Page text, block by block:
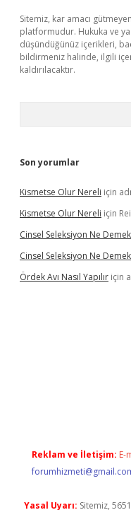
Sitemiz, kar amacı
platformudur. Hukuka ve
düşündüğünüz içerikleri,
bildirmeniz halinde, ilgili
kaldırılacaktır.
Son yorumlar
Kismetse Olur Nereli için
Kismetse Olur Nereli için
Cinsel Seleksiyon Ne Demek
Cinsel Seleksiyon Ne Demek
Ördek Avı Nasıl Yapılır için
Reklam ve İletişim: E-
Yasal Uyarı: Sitemiz,